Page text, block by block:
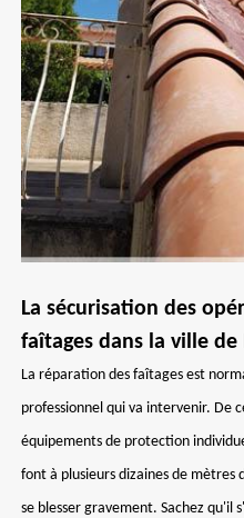
La sécurisation des
faîtages dans la ville de
La réparation des faîtages est
professionnel qui va intervenir. De
équipements de protection
font à plusieurs dizaines de mètres
se blesser gravement. Sachez qu'il